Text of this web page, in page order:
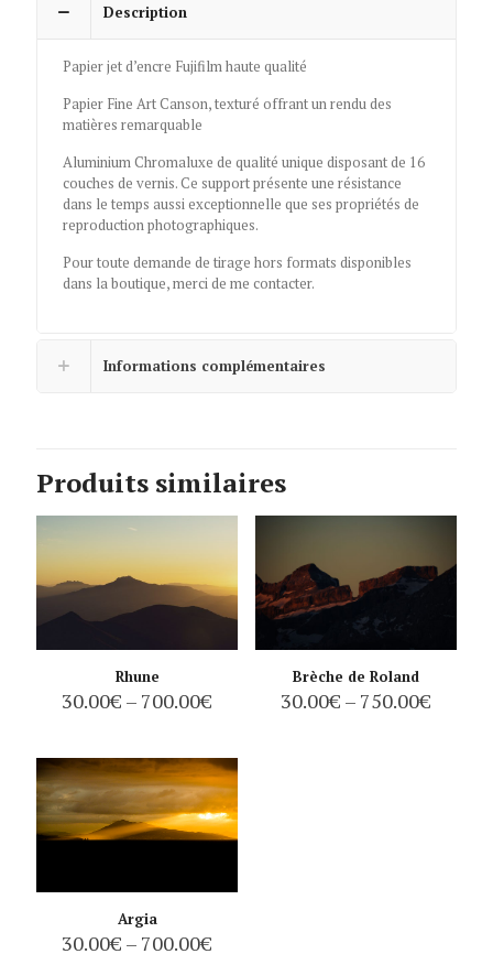
Description
Papier jet d’encre Fujifilm haute qualité
Papier Fine Art Canson, texturé offrant un rendu des
matières remarquable
Aluminium Chromaluxe de qualité unique disposant de 16
couches de vernis. Ce support présente une résistance
dans le temps aussi exceptionnelle que ses propriétés de
reproduction photographiques.
Pour toute demande de tirage hors formats disponibles
dans la boutique, merci de me contacter.
Informations complémentaires
Produits similaires
Rhune
30.00€ – 700.00€
Brèche de Roland
30.00€ – 750.00€
Argia
30.00€ – 700.00€